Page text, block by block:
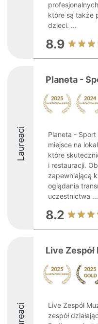
które są także
dzieci. ...
8.9
Laureaci
Planeta -
Planeta -
miejsce na
które
i restauracji.
zapewniającą
oglądania
uczestnictwa ...
8.2
Live
Live Zespół
zespół